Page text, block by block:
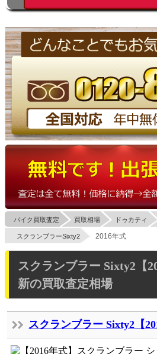
バイク買取査定 買取相場 ドゥカティ
スクランブラーSixty2 2016年式
スクランブラー Sixty2【
新の買取査定相場
スクランブラー Sixty2【